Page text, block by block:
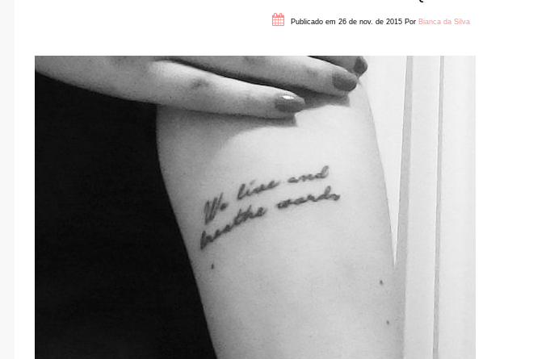
Publicado em 26 de nov. de 2015 Por Bianca da Silva